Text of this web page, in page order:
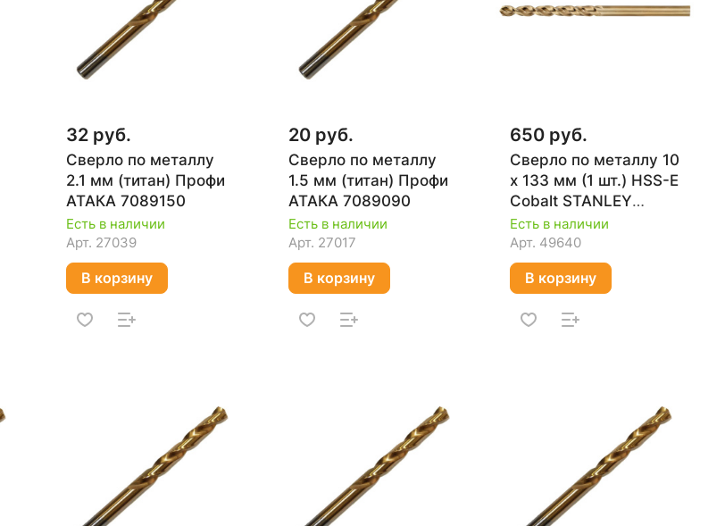
32 руб.
Сверло по металлу
2.1 мм (титан) Профи
АТАКА 7089150
Есть в наличии
Арт. 27039
В корзину
20 руб.
Сверло по металлу
1.5 мм (титан) Профи
АТАКА 7089090
Есть в наличии
Арт. 27017
В корзину
650 руб.
Сверло по металлу 10
х 133 мм (1 шт.) HSS-E
Cobalt STANLEY
STA50137
Есть в наличии
Арт. 49640
В корзину